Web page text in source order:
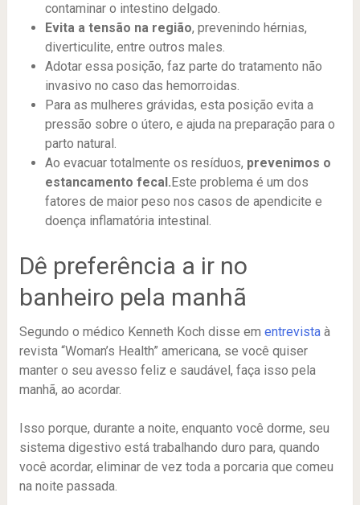
contaminar o intestino delgado.
Evita a tensão na região, prevenindo hérnias,
diverticulite, entre outros males.
Adotar essa posição, faz parte do tratamento não
invasivo no caso das hemorroidas.
Para as mulheres grávidas, esta posição evita a
pressão sobre o útero, e ajuda na preparação para o
parto natural.
Ao evacuar totalmente os resíduos, prevenimos o
estancamento fecal.Este problema é um dos
fatores de maior peso nos casos de apendicite e
doença inflamatória intestinal.
Dê preferência a ir no
banheiro pela manhã
Segundo o médico Kenneth Koch disse em entrevistaà
revista “Woman’s Health” americana, se você quiser
manter o seu avesso feliz e saudável, faça isso pela
manhã, ao acordar.
Isso porque, durante a noite, enquanto você dorme, seu
sistema digestivo está trabalhando duro para, quando
você acordar, eliminar de vez toda a porcaria que comeu
na noite passada.